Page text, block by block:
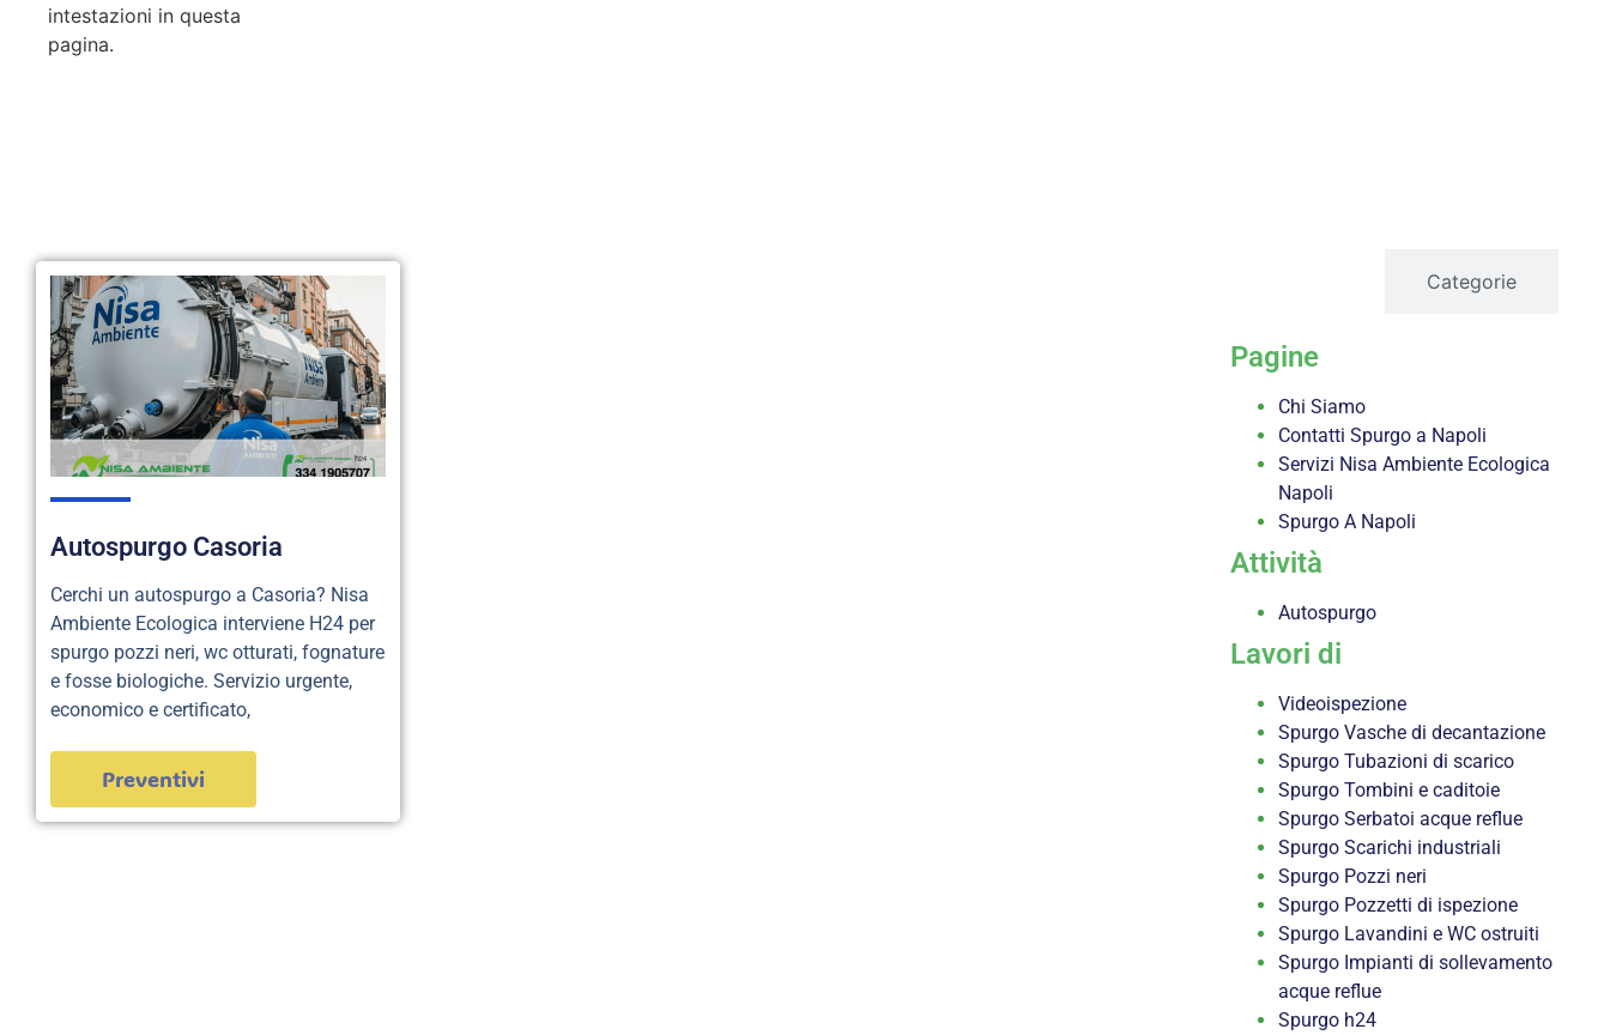
intestazioni in questa
pagina.
Autospurgo Casoria
Cerchi un autospurgo a Casoria? Nisa
Ambiente Ecologica interviene H24 per
spurgo pozzi neri, wc otturati, fognature
e fosse biologiche. Servizio urgente,
economico e certificato,
Preventivi
Categorie
Pagine
Chi Siamo
Contatti Spurgo a Napoli
Servizi Nisa Ambiente Ecologica
Napoli
Spurgo A Napoli
Attività
Autospurgo
Lavori di
Videoispezione
Spurgo Vasche di decantazione
Spurgo Tubazioni di scarico
Spurgo Tombini e caditoie
Spurgo Serbatoi acque reflue
Spurgo Scarichi industriali
Spurgo Pozzi neri
Spurgo Pozzetti di ispezione
Spurgo Lavandini e WC ostruiti
Spurgo Impianti di sollevamento
acque reflue
Spurgo h24